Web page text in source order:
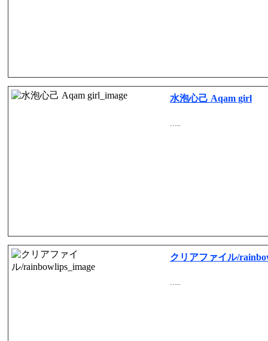
水泡心己 Aqam girl
…..
クリアファイル/
…..